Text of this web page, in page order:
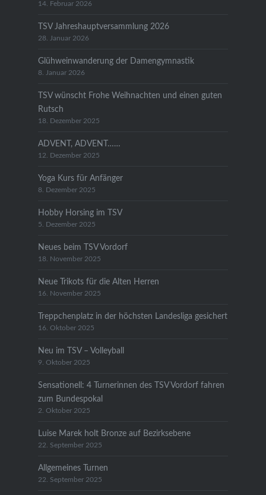
14. Februar 2026
TSV Jahreshauptversammlung 2026
28. Januar 2026
Glühweinwanderung der Damengymnastik
8. Januar 2026
TSV wünscht Frohe Weihnachten und einen guten
Rutsch
18. Dezember 2025
ADVENT, ADVENT……
12. Dezember 2025
Yoga Kurs für Anfänger
8. Dezember 2025
Hobby Horsing im TSV
5. Dezember 2025
Neues beim TSV Vordorf
18. November 2025
Neue Trikots für die Alten Herren
16. November 2025
Treppchenplatz in der höchsten Landesliga gesichert
16. Oktober 2025
Neu im TSV – Volleyball
9. Oktober 2025
Sensationell: 4 Turnerinnen des TSV Vordorf fahren
zum Bundespokal
2. Oktober 2025
Luise Marek holt Bronze auf Bezirksebene
22. September 2025
Allgemeines Turnen
22. September 2025